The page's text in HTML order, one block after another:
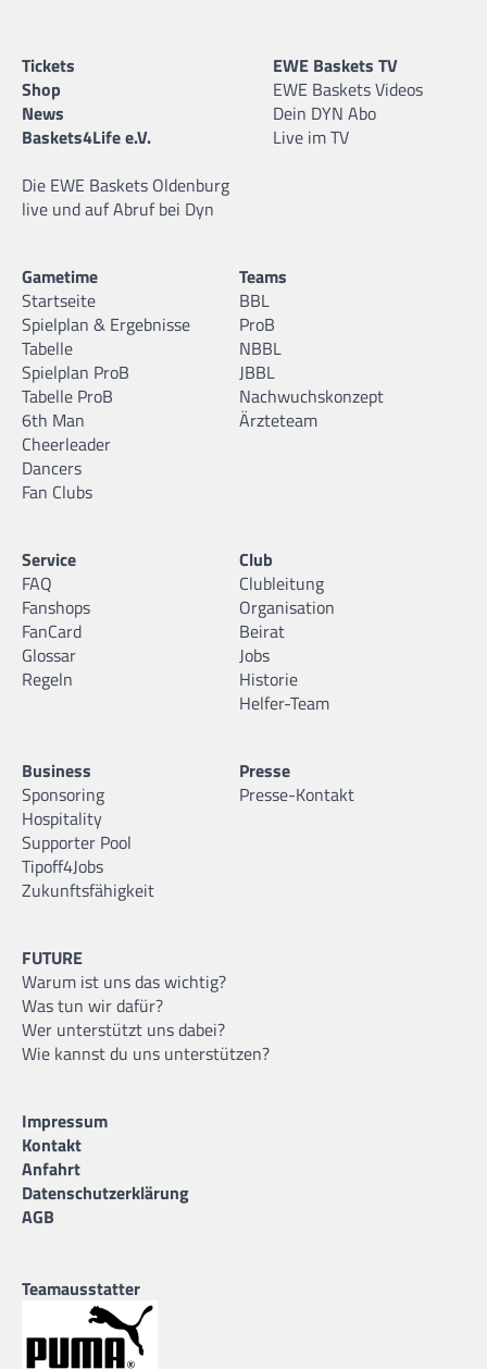
Tickets
Shop
News
Baskets4Life e.V.
Die EWE Baskets Oldenburg
live und auf Abruf bei Dyn
EWE Baskets TV
EWE Baskets Videos
Dein DYN Abo
Live im TV
Gametime
Startseite
Spielplan & Ergebnisse
Tabelle
Spielplan ProB
Tabelle ProB
6th Man
Cheerleader
Dancers
Fan Clubs
Teams
BBL
ProB
NBBL
JBBL
Nachwuchskonzept
Ärzteteam
Service
FAQ
Fanshops
FanCard
Glossar
Regeln
Club
Clubleitung
Organisation
Beirat
Jobs
Historie
Helfer-Team
Business
Sponsoring
Hospitality
Supporter Pool
Tipoff4Jobs
Zukunftsfähigkeit
Presse
Presse-Kontakt
FUTURE
Warum ist uns das wichtig?
Was tun wir dafür?
Wer unterstützt uns dabei?
Wie kannst du uns unterstützen?
Impressum
Kontakt
Anfahrt
Datenschutzerklärung
AGB
Teamausstatter